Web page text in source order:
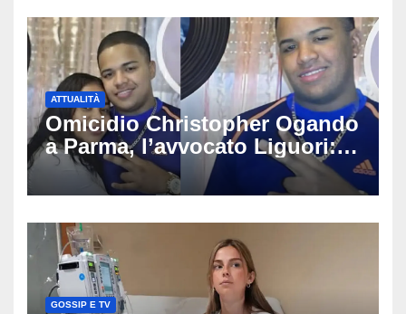
ATTUALITÀ
Omicidio Christopher Ogando
a Parma, l’avvocato Liguori:
«Ogni elemento va
approfondito fino in fondo»,
investigatori
GOSSIP E TV